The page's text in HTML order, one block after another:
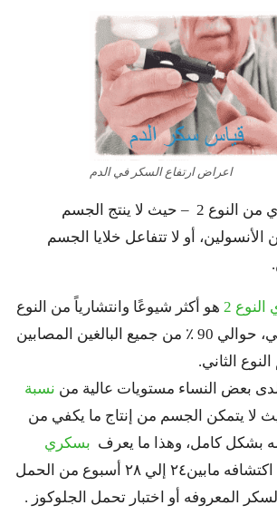
اعراض ارتفاع السكر في الدم
مرض السكري من النوع 2 – حيث لا ينتج الجسم
الأنسولين، أو لا تتفاعل خلايا الجسم
2
هو أكثر شيوعًا وانتشارياً من النوع
1، في الوطن العربي، حوالي 90 ٪ من جميع البالغين المصابين
الثاني.
لدى بعض النساء مستويات عالية من نسبة
لا يتمكن الجسم من إنتاج ما يكفي من
بشكل كامل، وهذا ما يعرف بسكري
، حيث يمكن اكتشافه مابين٢٤ إلي ٢٨ أسبوع من الحمل
المعروفه أو اختبار تحمل الجلوكوز .